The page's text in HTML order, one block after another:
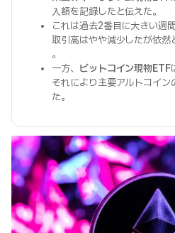
入額を記録したと伝えた。
これは過去2番目に大きい週
取引高はやや減少したが依然
。
一方、 ビットコイン現物ETF
それにより主要アルトコイン
た。